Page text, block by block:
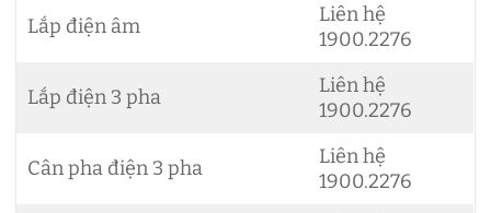
Lắp điện âm
Liên hệ
1900.2276
Lắp điện 3 pha
Liên hệ
1900.2276
Cân pha điện 3 pha
Liên hệ
1900.2276